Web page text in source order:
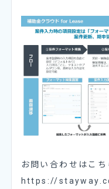
お問い合わせはこち
https://